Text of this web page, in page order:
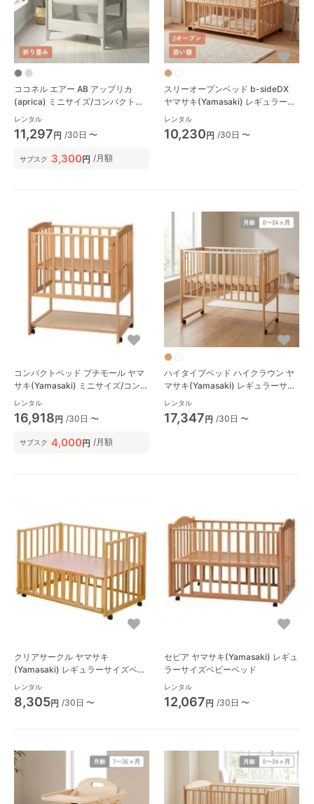
ココネル エアー AB アップリカ
(aprica) ミニサイズ/コンパクトベ
ビーベッド
レンタル
11,297円 /30日 〜
サブスク 3,300円 /月額
スリーオープンベッド b-sideDX
ヤマサキ(Yamasaki) レギュラーサ
イズベビーベッド
レンタル
10,230円 /30日 〜
コンパクトベッド プチモール ヤマ
サキ(Yamasaki) ミニサイズ/コンパ
クトベビーベッド
レンタル
16,918円 /30日 〜
サブスク 4,000円 /月額
ハイタイプベッド ハイクラウン ヤ
マサキ(Yamasaki) レギュラーサイ
ズベビーベッド
レンタル
17,347円 /30日 〜
クリアサークル ヤマサキ
(Yamasaki) レギュラーサイズベビ
ーベッド
レンタル
8,305円 /30日 〜
セピア ヤマサキ(Yamasaki) レギュ
ラーサイズベビーベッド
レンタル
12,067円 /30日 〜